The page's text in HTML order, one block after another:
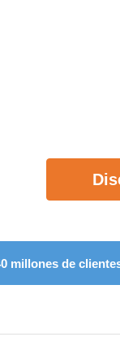
millones de